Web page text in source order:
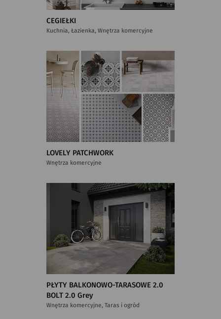
CEGIEŁKI
Kuchnia, Łazienka, Wnętrza komercyjne
LOVELY PATCHWORK
Wnętrza komercyjne
PŁYTY BALKONOWO-TARASOWE 2.0
BOLT 2.0 Grey
Wnętrza komercyjne, Taras i ogród